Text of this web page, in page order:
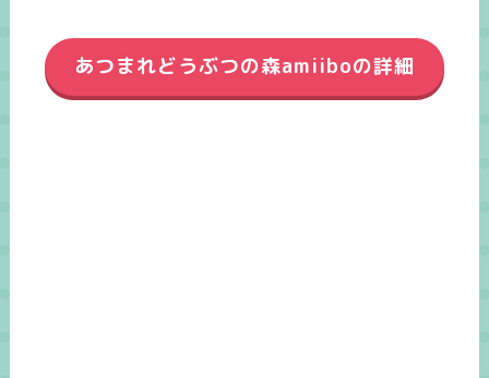
あつまれどうぶつの森amiiboの詳細